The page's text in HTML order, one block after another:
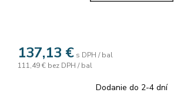
137,13 € s DPH / bal
111,49 € bez DPH / bal
Dodanie do 2-4 dní